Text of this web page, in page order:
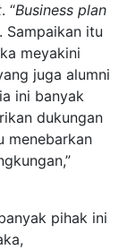
. “Business plan
Sampaikan itu
meyakini
juga alumni
ini banyak
dukungan
menebarkan
pihak ini